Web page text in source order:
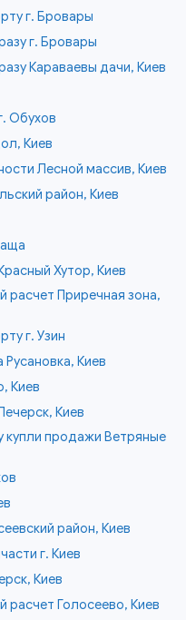
г. Бровары
г. Бровары
Караваевы дачи, Киев
Обухов
Киев
Лесной массив, Киев
район, Киев
Хутор, Киев
расчет Приречная зона,
г. Узин
Киев
Киев
Киев
купли продажи Ветряные
район, Киев
г. Киев
Киев
расчет Голосеево, Киев